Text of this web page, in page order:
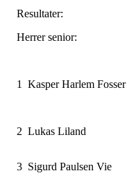
Resultater:
Herrer senior:
1 Kasper Harlem Fosser
2 Lukas Liland
3 Sigurd Paulsen Vie